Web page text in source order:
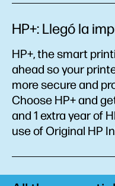
HP+: Llegó la
HP+, the smart
ahead so your
more secure and
Choose HP+ and
and 1 extra year of
use of Original HP